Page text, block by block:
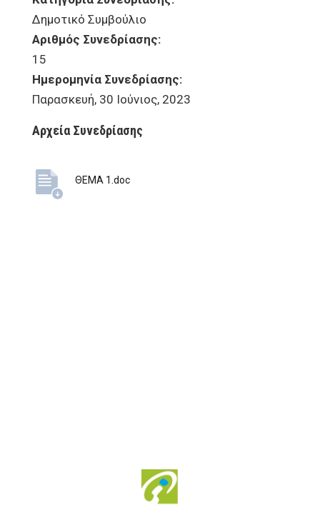
Δημοτικό Συμβούλιο
Αριθμός Συνεδρίασης:
15
Ημερομηνία Συνεδρίασης:
Παρασκευή, 30 Ιούνιος, 2023
Αρχεία Συνεδρίασης
ΘΕΜΑ 1.doc